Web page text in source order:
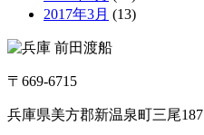
2017年3月 (13)
〒669-6715
兵庫県美方郡新温泉町三尾187